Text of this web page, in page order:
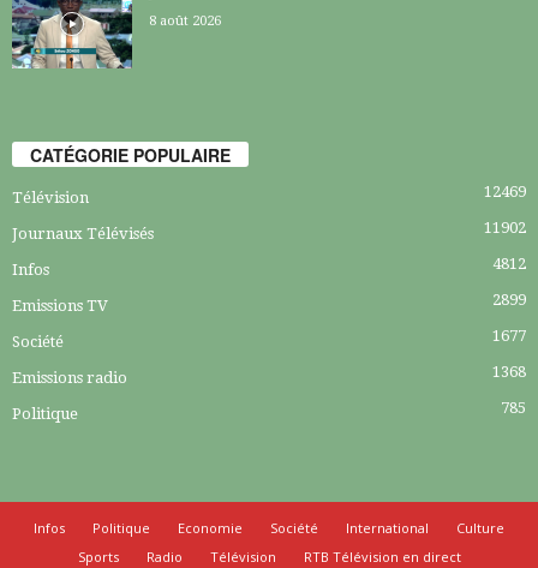
8 août 2026
CATÉGORIE POPULAIRE
Télévision 12469
Journaux Télévisés 11902
Infos 4812
Emissions TV 2899
Société 1677
Emissions radio 1368
Politique 785
Infos Politique Economie Société International
Culture
Sports
Radio Télévision RTB Télévision en direct